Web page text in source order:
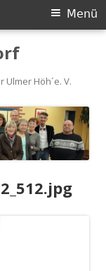
Höh´e. V.
Menü